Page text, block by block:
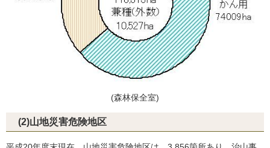
(森林保全室)
(2)山地災害危険地区